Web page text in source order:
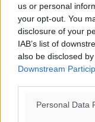
us or personal
your opt-out. You
disclosure of your
IAB’s list of
also be disclosed
Downstream
Personal Data
για το
02.08.26 ·